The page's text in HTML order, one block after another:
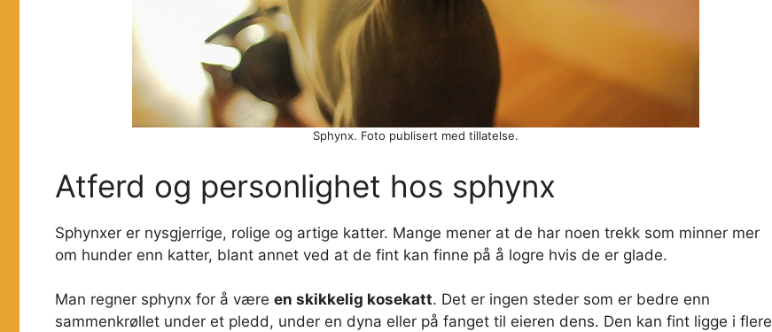
Sphynx. Foto publisert med tillatelse.
Atferd og personlighet hos sphynx
Sphynxer er nysgjerrige, rolige og artige katter. Mange mener at de har noen trekk som minner mer
om hunder enn katter, blant annet ved at de fint kan finne på å logre hvis de er glade.
Man regner sphynx for å være en skikkelig kosekatt. Det er ingen steder som er bedre enn
sammenkrøllet under et pledd, under en dyna eller på fanget til eieren dens. Den kan fint ligge i flere